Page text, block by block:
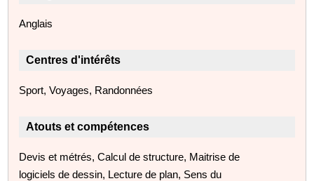
Anglais
Centres d'intérêts
Sport, Voyages, Randonnées
Atouts et compétences
Devis et métrés, Calcul de structure, Maitrise de
logiciels de dessin, Lecture de plan, Sens du